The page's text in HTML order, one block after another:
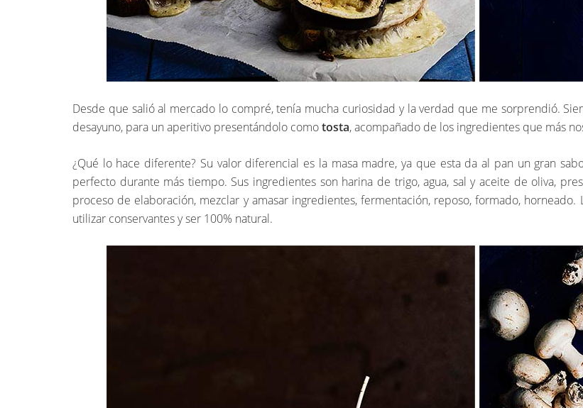
Desde que salió al mercado lo compré, tenía mucha curiosidad y la verdad que me sorprendió.
desayuno, para un aperitivo presentándolo comotosta, acompañado de los ingredientes que más
¿Qué lo hace diferente? Su valor diferencial es la masa madre, ya que esta da al pan un gran
perfecto durante más tiempo. Sus ingredientes son harina de trigo, agua, sal y aceite de oliva,
proceso de elaboración, mezclar y amasar ingredientes, fermentación, reposo, formado,
utilizar conservantes y ser 100% natural.